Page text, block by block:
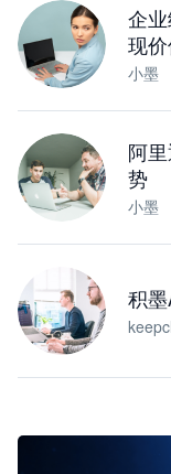
企
现
小墨
阿
势
小墨
积